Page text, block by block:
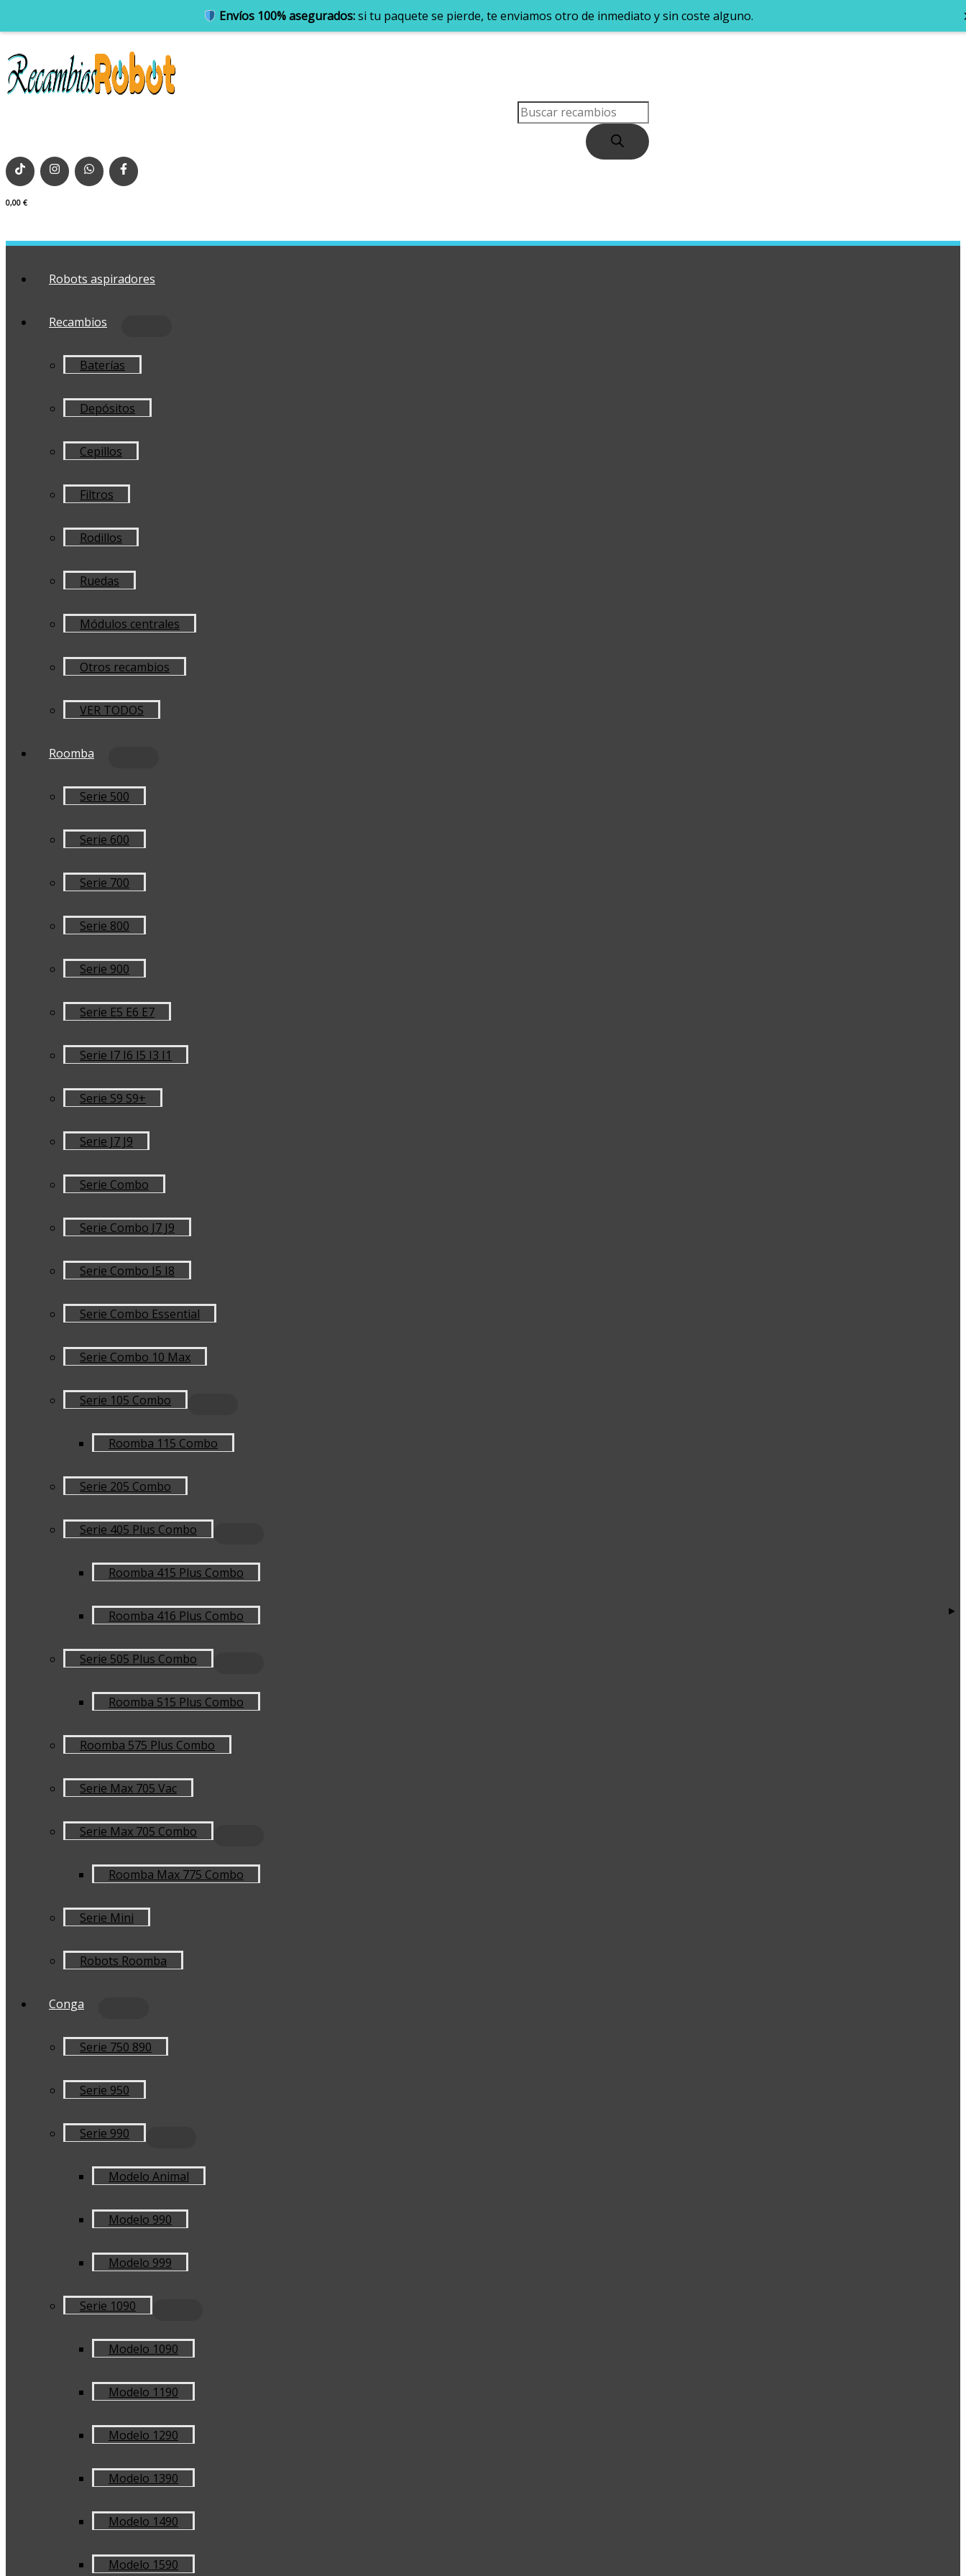
Envíos 100% asegurados:si tu paquete se pierde, te enviamos otro de inmediato y sin coste alguno.
0,00 €
Robots aspiradores
Recambios
Baterías
Depósitos
Cepillos
Filtros
Rodillos
Ruedas
Módulos centrales
Otros recambios
VER TODOS
Roomba
Serie 500
Serie 600
Serie 700
Serie 800
Serie 900
Serie E5 E6 E7
Serie I7 I6 I5 I3 I1
Serie S9 S9+
Serie J7 J9
Serie Combo
Serie Combo J7 J9
Serie Combo I5 I8
Serie Combo Essential
Serie Combo 10 Max
Serie 105 Combo
Roomba 115 Combo
Serie 205 Combo
Serie 405 Plus Combo
Roomba 415 Plus Combo
Roomba 416 Plus Combo
Serie 505 Plus Combo
Roomba 515 Plus Combo
Roomba 575 Plus Combo
Serie Max 705 Vac
Serie Max 705 Combo
Roomba Max 775 Combo
Serie Mini
Robots Roomba
Conga
Serie 750 890
Serie 950
Serie 990
Modelo Animal
Modelo 990
Modelo 999
Serie 1090
Modelo 1090
Modelo 1190
Modelo 1290
Modelo 1390
Modelo 1490
Modelo 1590